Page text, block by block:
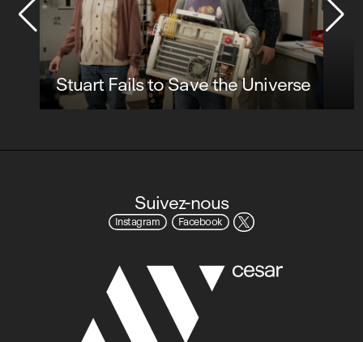
Stuart Fails to Save the Universe
Suivez-nous
Instagram Facebook